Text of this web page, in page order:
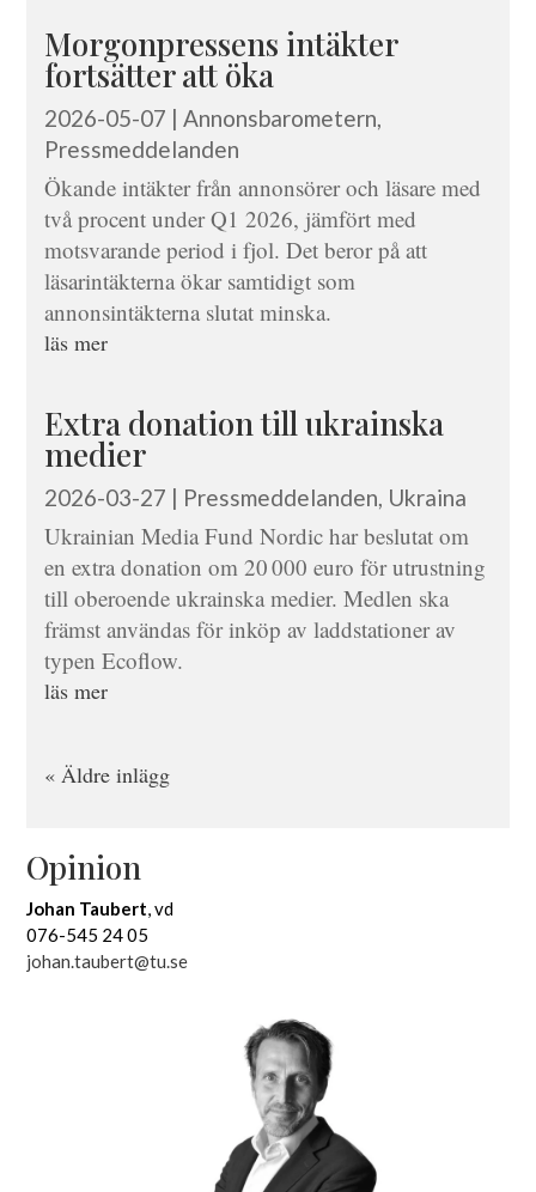
Morgonpressens intäkter
fortsätter att öka
2026-05-07 |Annonsbarometern,
Pressmeddelanden
Ökande intäkter från annonsörer och läsare med
två procent under Q1 2026, jämfört med
motsvarande period i fjol. Det beror på att
läsarintäkterna ökar samtidigt som
annonsintäkterna slutat minska.
läs mer
Extra donation till ukrainska
medier
2026-03-27 | Pressmeddelanden, Ukraina
Ukrainian Media Fund Nordic har beslutat om
en extra donation om 20 000 euro för utrustning
till oberoende ukrainska medier. Medlen ska
främst användas för inköp av laddstationer av
typen Ecoflow.
läs mer
« Äldre inlägg
Opinion
Johan Taubert, vd
076-545 24 05
johan.taubert@tu.se